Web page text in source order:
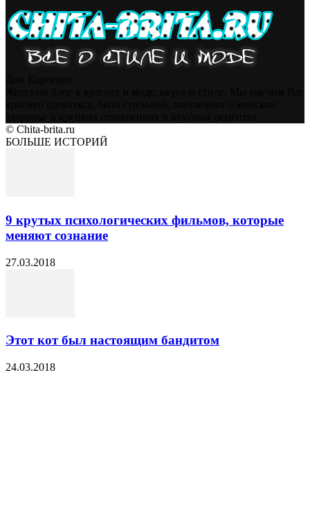
© Chita-brita.ru
БОЛЬШЕ ИСТОРИЙ
9 крутых психологических фильмов, которые
меняют сознание
27.03.2018
Этот кот был настоящим бандитом
24.03.2018